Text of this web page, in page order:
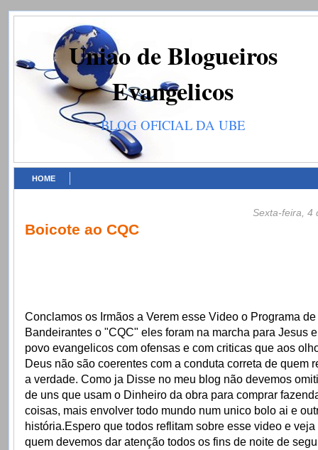
Uniao de Blogueiros
Evangelicos
BLOG OFICIAL DA UBE
HOME
Sexta-feira, 4
Boicote ao CQC
Conclamos os Irmãos a Verem esse Video o Programa
Bandeirantes o "CQC" eles foram na marcha para Jesus
povo evangelicos com ofensas e com criticas que aos
Deus não são coerentes com a conduta correta de quem
a verdade. Como ja Disse no meu blog não devemos
de uns que usam o Dinheiro da obra para comprar
coisas, mais envolver todo mundo num unico bolo ai e
história.Espero que todos reflitam sobre esse video e
quem devemos dar atenção todos os fins de noite de